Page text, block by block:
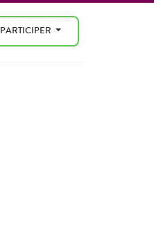
PARTICIPER